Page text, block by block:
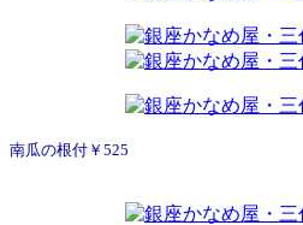
南瓜の根付￥525